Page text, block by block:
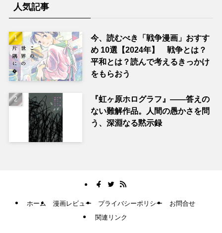
人気記事
今、読むべき「戦争漫画」おすす
め 10選【2024年】 戦争とは？
平和とは？読んで考えるきっかけ
をもらおう
『虹ヶ原ホログラフ』——答えの
ない難解作品。人間の愚かさを問
う、深淵なる黙示録
ホーム 漫画レビュー プライバシーポリシー
お問合せ
関連リンク